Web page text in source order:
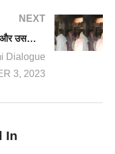
NEXT
घर में खाना बनाते वक्त फटा सिलेंडर, पिता और उसकी तीन बेटियां बुरी तरह झुलसे
Dialogue
3, 2023
In